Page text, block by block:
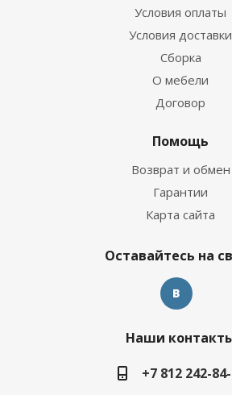
Условия оплаты
Условия доставки
Сборка
О мебели
Договор
Помощь
Возврат и обмен
Гарантии
Карта сайта
Оставайтесь на
Наши
+7 812 242-